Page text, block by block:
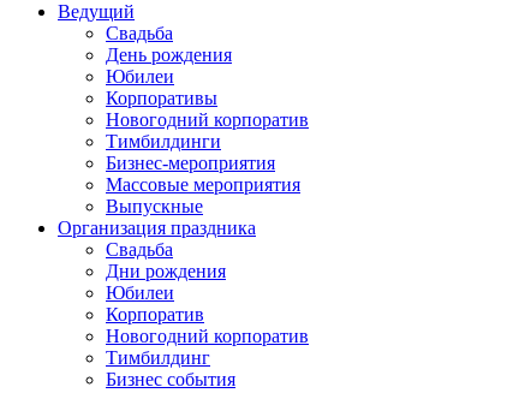
Ведущий
Свадьба
День рождения
Юбилеи
Корпоративы
Новогодний корпоратив
Тимбилдинги
Бизнес-мероприятия
Массовые мероприятия
Выпускные
Организация праздника
Свадьба
Дни рождения
Юбилеи
Корпоратив
Новогодний корпоратив
Тимбилдинг
Бизнес события